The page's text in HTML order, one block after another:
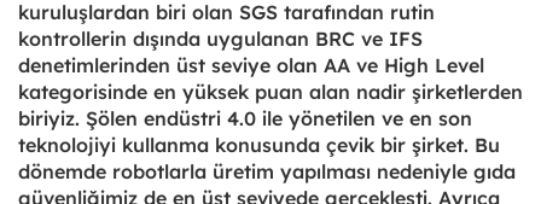
kuruluşlardan biri olan SGS tarafından rutin
kontrollerin dışında uygulanan BRC ve IFS
denetimlerinden üst seviye olan AA ve High Level
kategorisinde en yüksek puan alan nadir şirketlerden
biriyiz. Şölen endüstri 4.0 ile yönetilen ve en son
teknolojiyi kullanma konusunda çevik bir şirket. Bu
dönemde robotlarla üretim yapılması nedeniyle gıda
güvenliğimiz de en üst seviyede gerçekleşti. Ayrıca